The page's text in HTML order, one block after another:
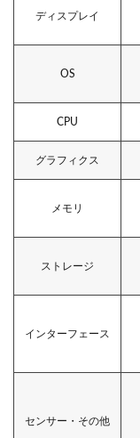
ディスプレイ
OS
CPU
グラフィクス
メモリ
ストレージ
インターフェース
センサー・その他